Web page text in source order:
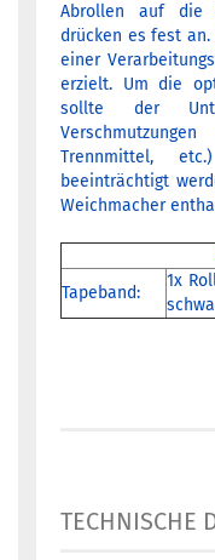
Abrollen auf die
drücken es fest
einer
erzielt. Um die
sollte der
Trennmittel,
beeinträchtigt
Weichmacher
Tapeband:
1x
TECHNISCHE